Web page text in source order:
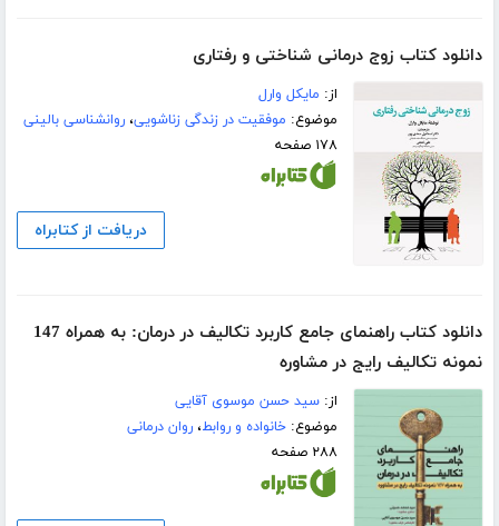
دانلود کتاب زوج درمانی شناختی و رفتاری
از: مایکل وارل
موضوع: موفقیت در زندگی زناشویی،روانشناسی بالینی
۱۷۸ صفحه
دریافت از کتابراه
دانلود کتاب راهنمای جامع کاربرد تکالیف در درمان: به همراه 147
نمونه تکالیف رایج در مشاوره
از:سید حسن موسوی آقایی
موضوع:خانواده و روابط،روان درمانی
۲۸۸ صفحه